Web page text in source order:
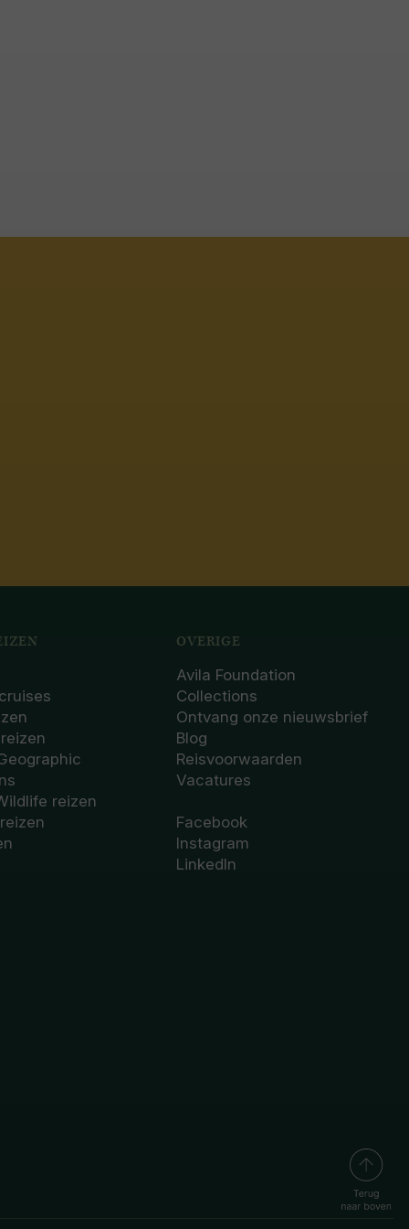
reizen
OVERIGE
Avila Foundation
Collections
Ontvang onze nieuwsbrief
Blog
Reisvoorwaarden
Vacatures
Facebook
Instagram
LinkedIn